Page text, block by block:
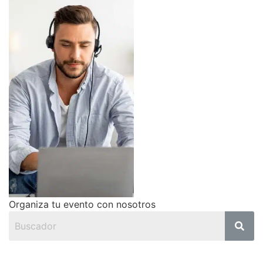
Organiza tu evento con nosotros